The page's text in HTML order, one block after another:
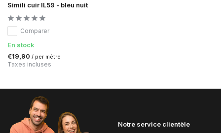
Simili cuir IL59 - bleu nuit
Comparer
En stock
€19,90 / per mètre
Taxes incluses
Notre service clientèle